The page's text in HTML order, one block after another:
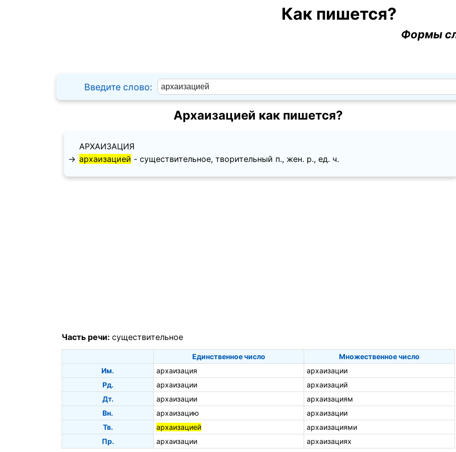
Как пишется?
Формы
Введите слово:
Архаизацией как пишется?
АРХАИЗАЦИЯ
→ архаизацией - существительное, творительный п., жен. p., ед. ч.
Часть речи: существительное
Единственное число
Множественное число
Им.
архаизация
архаизации
Рд.
архаизации
архаизаций
Дт.
архаизации
архаизациям
Вн.
архаизацию
архаизации
Тв.
архаизацией
архаизациями
Пр.
архаизации архаизациях